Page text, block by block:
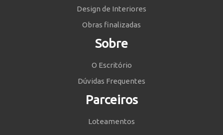
Design de Interiores
Obras finalizadas
Sobre
O Escritório
Dúvidas Frequentes
Parceiros
Loteamentos